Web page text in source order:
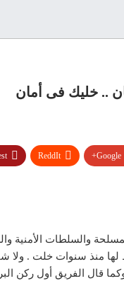
.. خليك فى أمان
Google+
ReddIt
والسلطات الأمنية
منذ سنوات خلت . ولا
قال الفريق أول ركن